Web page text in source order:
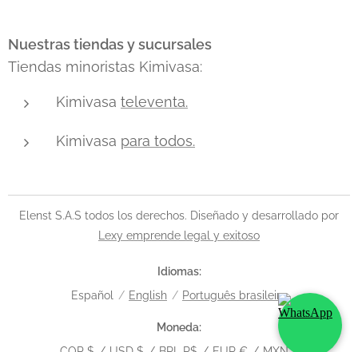
Nuestras tiendas y sucursales
Tiendas minoristas Kimivasa:
Kimivasa televenta.
Kimivasa para todos.
Elenst S.A.S todos los derechos. Diseñado y desarrollado por
Lexy emprende legal y exitoso
Idiomas
Español
English Português brasileiro
Moneda